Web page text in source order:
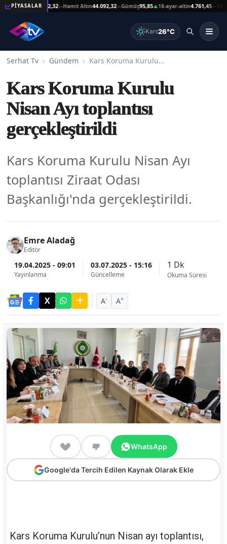
PİYASALAR
Altın44.092,32 —Hamit Altın44.092,32—Gümüş95,85▲18-ayar-altin4.761,45—14-
Kars26°C
Serhat Tv Gündem Kars Koruma Kurulu Nisan Ayı toplantısı gerçekleştirildi
Kars Koruma Kurulu
Nisan Ayı toplantısı
gerçekleştirildi
Kars Koruma Kurulu Nisan Ayı
toplantısı Ziraat Odası
Başkanlığı'nda gerçekleştirildi.
Emre Aladağ
Editör
19.04.2025 - 09:01
Yayınlanma
03.07.2025 - 15:16
Güncelleme
1 Dk
Okuma Süresi
A- A+
WhatsApp
Google'da Tercih Edilen Kaynak Olarak Ekle
Kars Koruma Kurulu’nun Nisan ayı toplantısı,